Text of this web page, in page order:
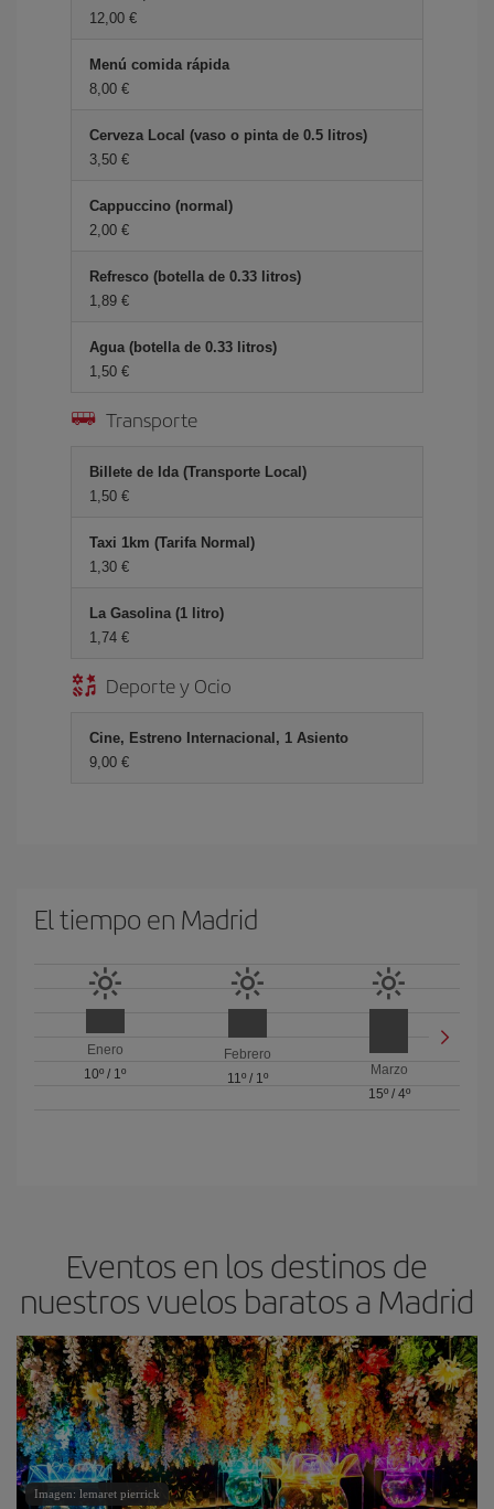
12,00 €
Menú comida rápida
8,00 €
Cerveza Local (vaso o pinta de 0.5 litros)
3,50 €
Cappuccino (normal)
2,00 €
Refresco (botella de 0.33 litros)
1,89 €
Agua (botella de 0.33 litros)
1,50 €
Transporte
Billete de Ida (Transporte Local)
1,50 €
Taxi 1km (Tarifa Normal)
1,30 €
La Gasolina (1 litro)
1,74 €
Deporte y Ocio
Cine, Estreno Internacional, 1 Asiento
9,00 €
El tiempo en Madrid
Enero
10º / 1º
Febrero
11º/ 1º
Marzo
15º/ 4º
Eventos en los destinos de
nuestros vuelos baratos a Madrid
Imagen: lemaret pierrick